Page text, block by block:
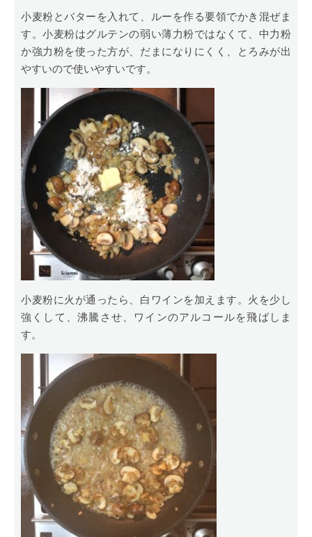
小麦粉とバターを入れて、ルーを作る要領でかき混ぜま
す。小麦粉はグルテンの弱い薄力粉ではなくて、中力粉
か強力粉を使った方が、だまになりにくく、とろみが出
やすいので使いやすいです。
小麦粉に火が通ったら、白ワインを加えます。火を少し
強くして、沸騰させ、ワインのアルコールを飛ばしま
す。